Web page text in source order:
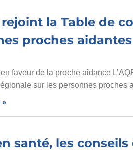
rejoint la Table de
proches
faveur de la proche aidance
sur les personnes proches
santé, les